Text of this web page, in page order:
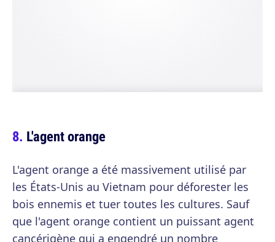
L'agent orange
L'agent orange a été massivement utilisé par
les États-Unis au Vietnam pour déforester les
bois ennemis et tuer toutes les cultures. Sauf
que l'agent orange contient un puissant agent
cancérigène qui a engendré un nombre